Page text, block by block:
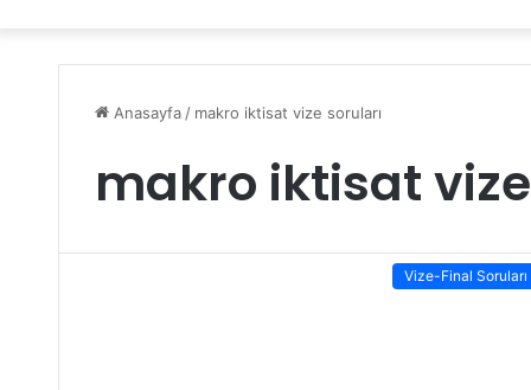
Anasayfa / makro iktisat vize soruları
makro iktisat
Vize-Final Soruları